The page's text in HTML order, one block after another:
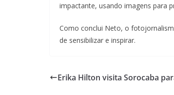
impactante, usando imagens para
Como conclui Neto, o
de sensibilizar e inspirar.
Erika Hilton visita Sorocaba